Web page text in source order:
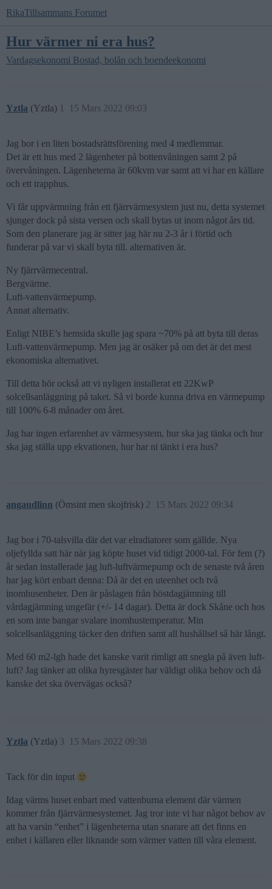
RikaTillsammans Forumet
Hur värmer ni era hus?
Vardagsekonomi Bostad, bolån och boendeekonomi
Yztla (Yztla) 15 Mars 2022 09:03
1
Jag bor i en liten bostadsrättsförening med 4 medlemmar.
Det är ett hus med 2 lägenheter på bottenvåningen samt 2 på
övervåningen. Lägenheterna är 60kvm var samt att vi har en källare
och ett trapphus.
Vi får uppvärmning från ett fjärrvärmesystem just nu, detta systemet
sjunger dock på sista versen och skall bytas ut inom något års tid.
Som den planerare jag är sitter jag här nu 2-3 år i förtid och
funderar på var vi skall byta till. alternativen är.
Ny fjärrvärmecentral.
Bergvärme.
Luft-vattenvärmepump.
Annat alternativ.
Enligt NIBE’s hemsida skulle jag spara ~70% på att byta till deras
Luft-vattenvärmepump. Men jag är osäker på om det är det mest
ekonomiska alternativet.
Till detta hör också att vi nyligen installerat ett 22KwP
solcellsanläggning på taket. Så vi borde kunna driva en värmepump
till 100% 6-8 månader om året.
Jag har ingen erfarenhet av värmesystem, hur ska jag tänka och hur
ska jag ställa upp ekvationen, hur har ni tänkt i era hus?
angaudlinn (Ömsint men skojfrisk) 15 Mars 2022 09:34
2
Jag bor i 70-talsvilla där det var elradiatorer som gällde. Nya
oljefyllda satt här när jag köpte huset vid tidigt 2000-tal. För fem (?)
år sedan installerade jag luft-luftvärmepump och de senaste två åren
har jag kört enbart denna: Då är det en uteenhet och två
inomhusenheter. Den är påslagen från höstdagjämning till
vårdagjämning ungefär (+/- 14 dagar). Detta är dock Skåne och hos
en som inte bangar svalare inomhustemperatur. Min
solcellsanläggning täcker den driften samt all hushållsel så här långt.
Med 60 m2-lgh hade det kanske varit rimligt att snegla på även luft-
luft? Jag tänker att olika hyresgäster har väldigt olika behov och då
kanske det ska övervägas också?
Yztla (Yztla) 15 Mars 2022 09:38
3
Tack för din input
Idag värms huset enbart med vattenburna element där värmen
kommer från fjärrvärmesystemet. Jag tror inte vi har något behov av
att ha varsin “enhet” i lägenheterna utan snarare att det finns en
enhet i källaren eller liknande som värmer vatten till våra element.